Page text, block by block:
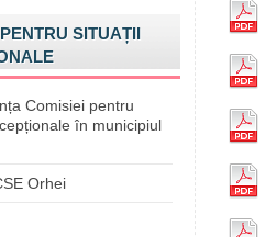
SITUAȚII
Comisiei pentru
în municipiul
Orhei